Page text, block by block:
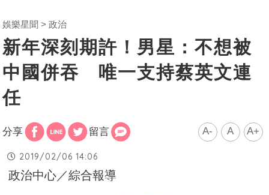
娛樂星聞 政治
新年深刻期許！男星：不想被
中國併吞 唯一支持蔡英文連
任
分享 留言 A- A A+
2019/02/06 14:06
政治中心／綜合報導